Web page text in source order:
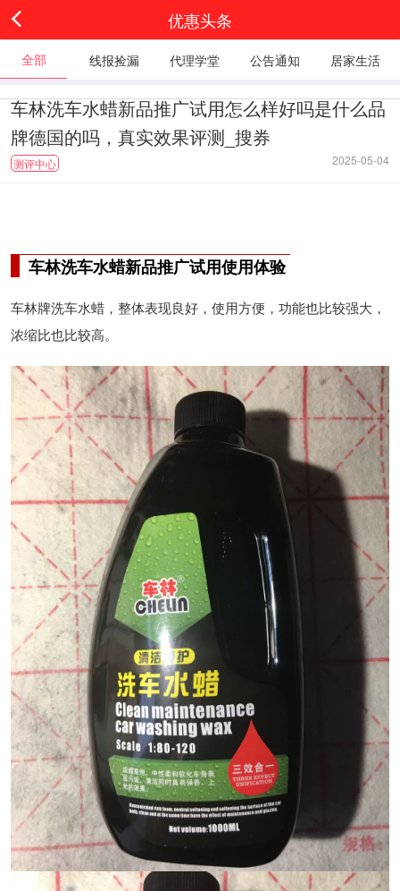
优惠头条
全部 线报捡漏 代理学堂 公告通知 居家生活
车林洗车水蜡新品推广试用怎么样好吗是什么品
牌德国的吗，真实效果评测_搜券
测评中心 2025-05-04
车林洗车水蜡新品推广试用使用体验
车林牌洗车水蜡，整体表现良好，使用方便，功能也比较强大，
浓缩比也比较高。